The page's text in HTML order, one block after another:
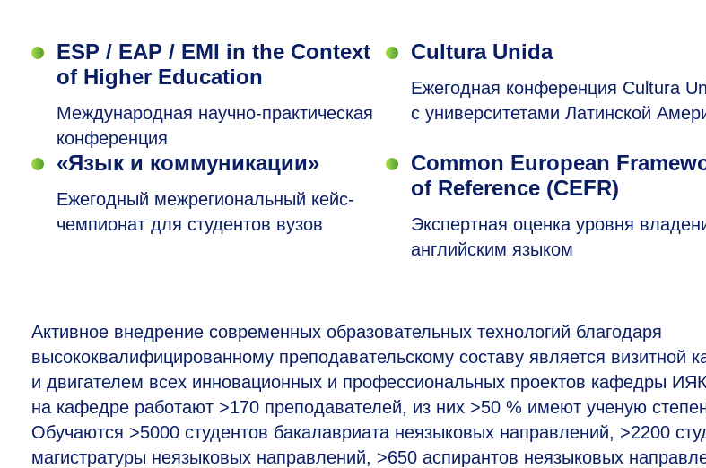
ESP / EAP / EMI in the Context
of Higher Education
Международная научно-практическая
конференция
Cultura Unida
Ежегодная конференция Cultura
с университетами Латинской
«Язык и коммуникации»
Ежегодный межрегиональный кейс-
чемпионат для студентов вузов
Common European
of Reference (CEFR)
Экспертная оценка уровня
английским языком
Активное внедрение современных образовательных технологий благодаря
высококвалифицированному преподавательскому составу является визитной
и двигателем всех инновационных и профессиональных проектов кафедры
на кафедре работают >170 преподавателей, из них >50 % имеют ученую
Обучаются >5000 студентов бакалавриата неязыковых направлений, >2200
магистратуры неязыковых направлений, >650 аспирантов неязыковых